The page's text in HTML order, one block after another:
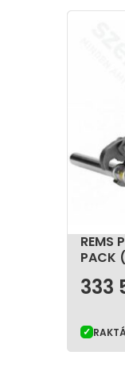
REMS
PACK
333